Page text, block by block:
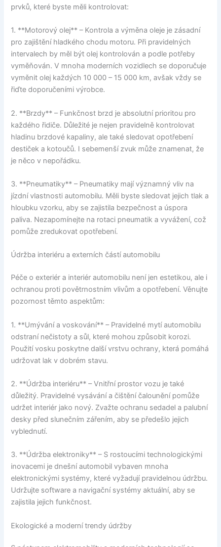
prvků, které byste měli kontrolovat:
1. **Motorový olej** – Kontrola a výměna oleje je zásadní
pro zajištění hladkého chodu motoru. Při pravidelných
intervalech by měl být olej kontrolován a podle potřeby
vyměňován. V mnoha moderních vozidlech se doporučuje
vyměnit olej každých 10 000 – 15 000 km, avšak vždy se
řiďte doporučeními výrobce.
2. **Brzdy** – Funkčnost brzd je absolutní prioritou pro
každého řidiče. Důležité je nejen pravidelně kontrolovat
hladinu brzdové kapaliny, ale také sledovat opotřebení
destiček a kotoučů. I sebemenší zvuk může znamenat, že
je něco v nepořádku.
3. **Pneumatiky** – Pneumatiky mají významný vliv na
jízdní vlastnosti automobilu. Měli byste sledovat jejich tlak a
hloubku vzorku, aby se zajistila bezpečnost a úspora
paliva. Nezapomínejte na rotaci pneumatik a vyvážení, což
pomůže zredukovat opotřebení.
Údržba interiéru a externích částí automobilu
Péče o exteriér a interiér automobilu není jen estetikou, ale i
ochranou proti povětrnostním vlivům a opotřebení. Věnujte
pozornost těmto aspektům:
1. **Umývání a voskování** – Pravidelné mytí automobilu
odstraní nečistoty a sůl, které mohou způsobit korozi.
Použití vosku poskytne další vrstvu ochrany, která pomáhá
udržovat lak v dobrém stavu.
2. **Údržba interiéru** – Vnitřní prostor vozu je také
důležitý. Pravidelné vysávání a čištění čalounění pomůže
udržet interiér jako nový. Zvažte ochranu sedadel a palubní
desky před slunečním zářením, aby se předešlo jejich
vyblednutí.
3. **Údržba elektroniky** – S rostoucími technologickými
inovacemi je dnešní automobil vybaven mnoha
elektronickými systémy, které vyžadují pravidelnou údržbu.
Udržujte software a navigační systémy aktuální, aby se
zajistila jejich funkčnost.
Ekologické a moderní trendy údržby